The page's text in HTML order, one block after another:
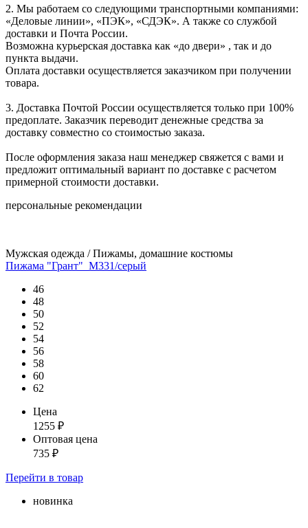
2. Мы работаем со следующими транспортными компаниями:
«Деловые линии», «ПЭК», «СДЭК». А также со службой
доставки и Почта России.
Возможна курьерская доставка как «до двери» , так и до
пункта выдачи.
Оплата доставки осуществляется заказчиком при получении
товара.
3. Доставка Почтой России осуществляется только при 100%
предоплате. Заказчик переводит денежные средства за
доставку совместно со стоимостью заказа.
После оформления заказа наш менеджер свяжется с вами и
предложит оптимальный вариант по доставке с расчетом
примерной стоимости доставки.
персональные рекомендации
Мужская одежда / Пижамы, домашние костюмы
Пижама "Грант"_М331/серый
46
48
50
52
54
56
58
60
62
Цена
1255 ₽
Оптовая цена
735 ₽
Перейти в товар
новинка